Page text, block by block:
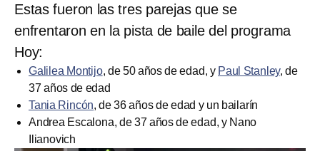
Estas fueron las tres parejas que se
enfrentaron en la pista de baile del programa
Hoy:
Galilea Montijo, de 50 años de edad, y Paul Stanley, de
37 años de edad
Tania Rincón, de 36 años de edad y un bailarín
Andrea Escalona, de 37 años de edad, y Nano
Ilianovich